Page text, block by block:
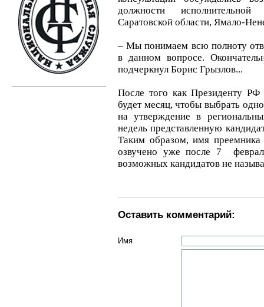
должности
Саратовской области, Ямало-
– Мы понимаем всю полноту
в данном вопросе.
подчеркнул Борис Грызлов...
После того как Президенту РФ
будет месяц, чтобы выбрать
на утверждение в
недель представленную
Таким образом, имя
озвучено уже после 7
возможных кандидатов не
Оставить комментарий:
Имя